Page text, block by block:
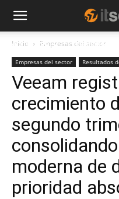
NOTICIAS
Inicio Empresas del sector
Empresas del sector Resultados
Veeam
crecimiento
segundo
moderna de
prioridad